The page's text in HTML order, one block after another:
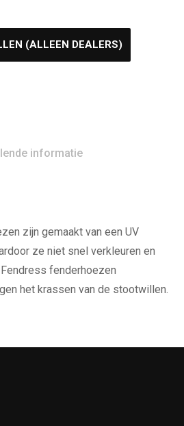
(ALLEEN DEALERS)
informatie
zijn gemaakt van een UV
ze niet snel verkleuren en
fenderhoezen
het krassen van de stootwillen.